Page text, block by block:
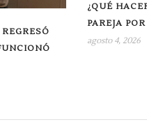
¿QUÉ
PAREJA
agosto 4, 2026